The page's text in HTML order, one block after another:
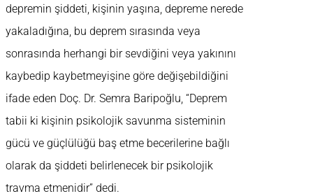
depremin şiddeti, kişinin yaşına, depreme nerede
yakaladığına, bu deprem sırasında veya
sonrasında herhangi bir sevdiğini veya yakınını
kaybedip kaybetmeyişine göre değişebildiğini
ifade eden Doç. Dr. Semra Baripoğlu, “Deprem
tabii ki kişinin psikolojik savunma sisteminin
gücü ve güçlülüğü baş etme becerilerine bağlı
olarak da şiddeti belirlenecek bir psikolojik
travma etmenidir” dedi.